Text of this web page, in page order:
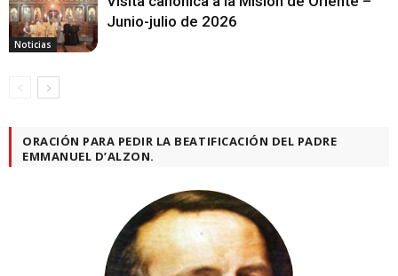
Noticias
Junio-julio de 2026
ORACIÓN PARA PEDIR LA BEATIFICACIÓN DEL PADRE
EMMANUEL D’ALZON.